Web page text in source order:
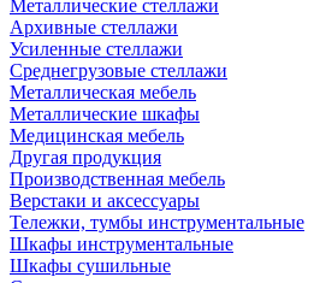
Металлические стеллажи
Архивные стеллажи
Усиленные стеллажи
Среднегрузовые стеллажи
Металлическая мебель
Металлические шкафы
Медицинская мебель
Другая продукция
Производственная мебель
Верстаки и аксессуары
Тележки, тумбы инструментальные
Шкафы инструментальные
Шкафы сушильные